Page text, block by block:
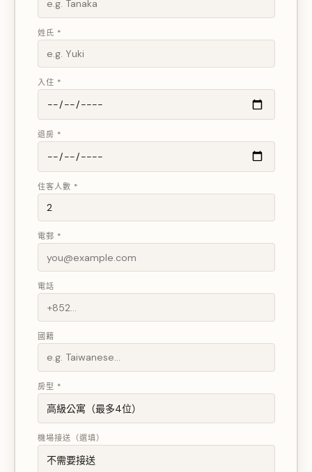
姓氏 *
入住 *
退房 *
住客人數 *
電郵 *
電話
國籍
房型 *
機場接送（選填）